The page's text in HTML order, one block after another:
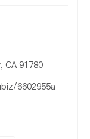
CA 91780
6602955a